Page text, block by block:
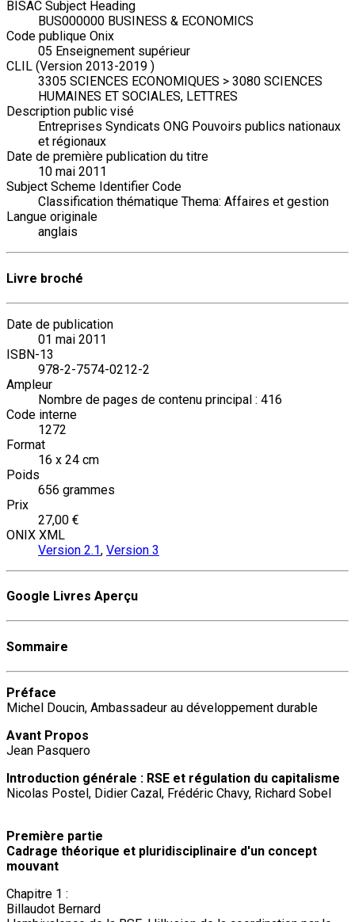
BISAC Subject Heading
BUS000000 BUSINESS & ECONOMICS
Code publique Onix
05 Enseignement supérieur
CLIL (Version 2013-2019 )
3305 SCIENCES ECONOMIQUES > 3080 SCIENCES
HUMAINES ET SOCIALES, LETTRES
Description public visé
Entreprises Syndicats ONG Pouvoirs publics nationaux
et régionaux
Date de première publication du titre
10 mai 2011
Subject Scheme Identifier Code
Classification thématique Thema: Affaires et gestion
Langue originale
anglais
Livre broché
Date de publication
01 mai 2011
ISBN-13
978-2-7574-0212-2
Ampleur
Nombre de pages de contenu principal : 416
Code interne
1272
Format
16 x 24 cm
Poids
656 grammes
Prix
27,00 €
ONIX XML
Version 2.1, Version 3
Google Livres Aperçu
Sommaire
Préface
Michel Doucin, Ambassadeur au développement durable
Avant Propos
Jean Pasquero
Introduction générale : RSE et régulation du capitalisme
Nicolas Postel, Didier Cazal, Frédéric Chavy, Richard Sobel
Première partie
Cadrage théorique et pluridisciplinaire d'un concept
mouvant
Chapitre 1 :
Billaudot Bernard